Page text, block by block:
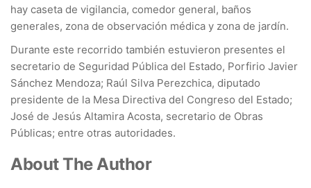
hay caseta de vigilancia, comedor general, baños
generales, zona de observación médica y zona de jardín.
Durante este recorrido también estuvieron presentes el
secretario de Seguridad Pública del Estado, Porfirio Javier
Sánchez Mendoza; Raúl Silva Perezchica, diputado
presidente de la Mesa Directiva del Congreso del Estado;
José de Jesús Altamira Acosta, secretario de Obras
Públicas; entre otras autoridades.
About The Author